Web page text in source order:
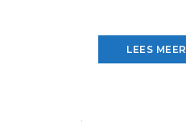
LEES MEER